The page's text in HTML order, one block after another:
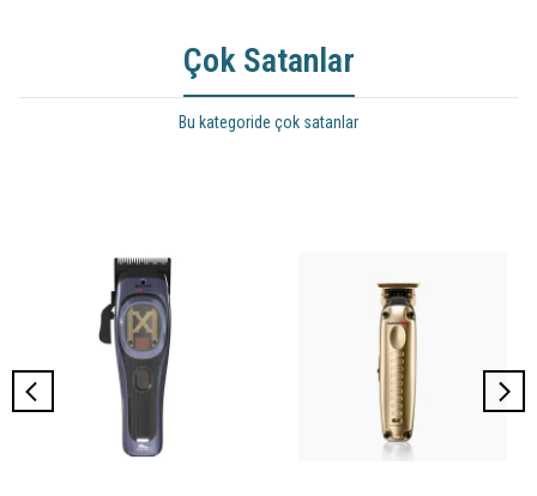
Çok Satanlar
Bu kategoride çok satanlar